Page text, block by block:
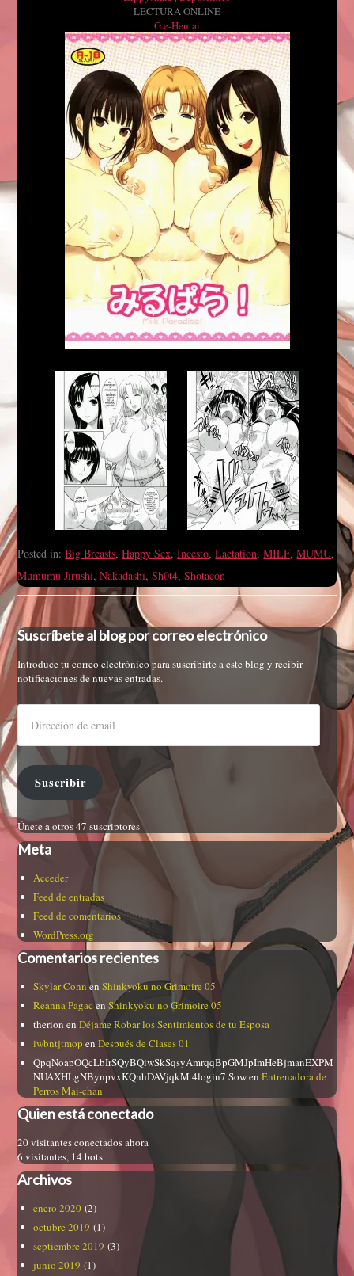
LECTURA ONLINE
G.e-Hentai
Posted in:Big Breasts,Happy Sex,Incesto,Lactation,MILF,MUMU,
Mumumu Jirushi,Nakadashi,Sh0t4,Shotacon
Suscríbete al blog por correo electrónico
Introduce tu correo electrónico para suscribirte a este blog y recibir
notificaciones de nuevas entradas.
Suscribir
Únete a otros 47 suscriptores
Meta
Acceder
Feed de entradas
Feed de comentarios
WordPress.org
Comentarios recientes
Skylar Conn enShinkyoku no Grimoire 05
Reanna PagacenShinkyoku no Grimoire 05
therion enDéjame Robar los Sentimientos de tu Esposa
iwbntjtmop enDespués de Clases 01
QpqNoapOQcLbIrSQyBQiwSkSqsyAmrqqBpGMJpImHeBjmanEXPM
NUAXHLgNBynpvxKQnhDAVjqkM 4login7 SowenEntrenadora de
Perros Mai-chan
Quien está conectado
20 visitantes conectados ahora
6 visitantes, 14 bots
Archivos
enero 2020 (2)
octubre 2019 (1)
septiembre 2019 (3)
junio 2019 (1)